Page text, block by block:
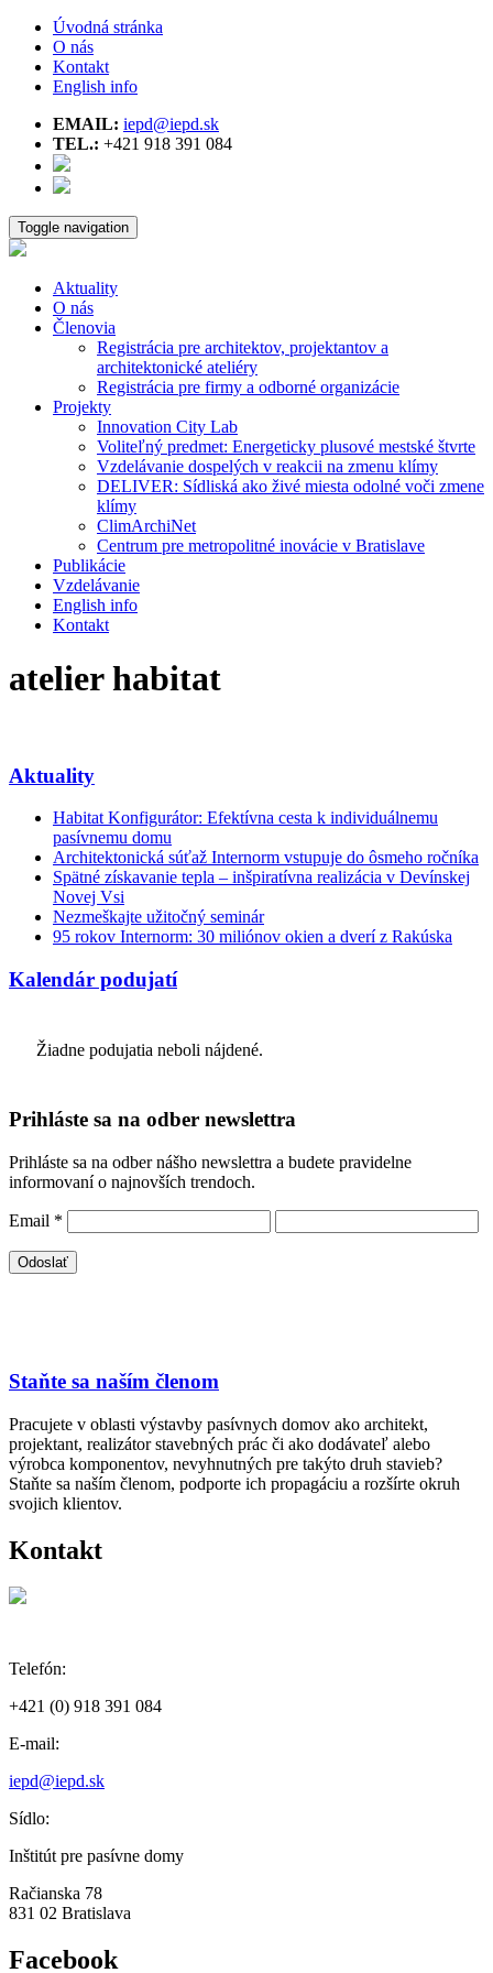
Úvodná stránka
O nás
Kontakt
English info
EMAIL: iepd@iepd.sk
TEL.: +421 918 391 084
Toggle navigation
Aktuality
O nás
Členovia
Registrácia pre architektov, projektantov a
architektonické ateliéry
Registrácia pre firmy a odborné organizácie
Projekty
Innovation City Lab
Voliteľný predmet: Energeticky plusové mestské štvrte
Vzdelávanie dospelých v reakcii na zmenu klímy
DELIVER: Sídliská ako živé miesta odolné voči zmene
klímy
ClimArchiNet
Centrum pre metropolitné inovácie v Bratislave
Publikácie
Vzdelávanie
English info
Kontakt
atelier habitat
Aktuality
Habitat Konfigurátor: Efektívna cesta k individuálnemu
pasívnemu domu
Architektonická súťaž Internorm vstupuje do ôsmeho ročníka
Spätné získavanie tepla – inšpiratívna realizácia v Devínskej
Novej Vsi
Nezmeškajte užitočný seminár
95 rokov Internorm: 30 miliónov okien a dverí z Rakúska
Kalendár podujatí
Žiadne podujatia neboli nájdené.
Prihláste sa na odber newslettra
Prihláste sa na odber nášho newslettra a budete pravidelne
informovaní o najnovších trendoch.
Email *
Staňte sa naším členom
Pracujete v oblasti výstavby pasívnych domov ako architekt,
projektant, realizátor stavebných prác či ako dodávateľ alebo
výrobca komponentov, nevyhnutných pre takýto druh stavieb?
Staňte sa naším členom, podporte ich propagáciu a rozšírte okruh
svojich klientov.
Kontakt
Telefón:
+421 (0) 918 391 084
E-mail:
iepd@iepd.sk
Sídlo:
Inštitút pre pasívne domy
Račianska 78
831 02 Bratislava
Facebook